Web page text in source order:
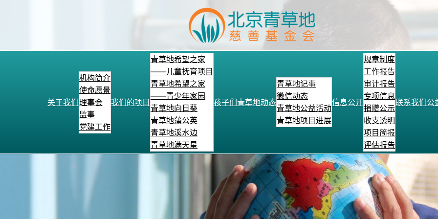
关于我们
机构简介
使命愿景
理事会
监事
党建工作
我们的项目
青草地希望之家
——儿童抚育项目
青草地希望之家
——青少年家园
青草地向日葵
青草地蒲公英
青草地溪水边
青草地满天星
孩子们青草地动态
青草地记事
微信动态
青草地公益活动
青草地项目进展
信息公开
规章制度
工作报告
审计报告
专项信息
捐赠公示
收支透明
项目简报
评估报告
联系我们公